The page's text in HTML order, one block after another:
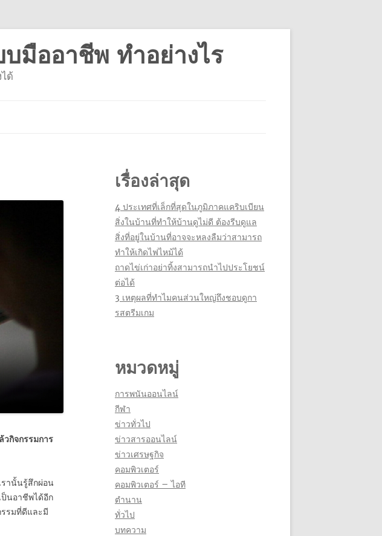
บมืออาชีพ ทำอย่างไร
ด้
กิจกรรมการ
รานั้นรู้สึกผ่อน
ป็นอาชีพได้อีก
รมที่ดีและมี
เรื่องล่าสุด
4 ประเทศที่เล็กที่สุดในภูมิภาคแคริบเบียน
สิ่งในบ้านที่ทำให้บ้านดูไม่ดี ต้องรีบดูแล
สิ่งที่อยู่ในบ้านที่อาจจะหลงลืมว่าสามารถ
ทำให้เกิดไฟไหม้ได้
ถาดไข่เก่าอย่าทิ้งสามารถนำไปประโยชน์
ต่อได้
3 เหตุผลที่ทำไมคนส่วนใหญ่ถึงชอบดูกา
รสตรีมเกม
หมวดหมู่
การพนันออนไลน์
กีฬา
ข่าวทั่วไป
ข่าวสารออนไลน์
ข่าวเศรษฐกิจ
คอมพิวเตอร์
คอมพิวเตอร์ – ไอที
ตำนาน
ทั่วไป
บทความ